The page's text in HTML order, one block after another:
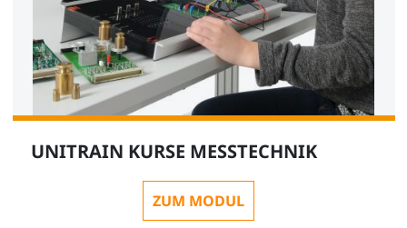
UNITRAIN KURSE MESSTECHNIK
ZUM MODUL